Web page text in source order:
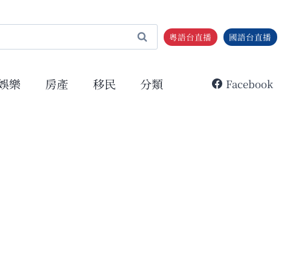
粵語台直播 國語台直播
樂 房產 移民 分類 Facebook